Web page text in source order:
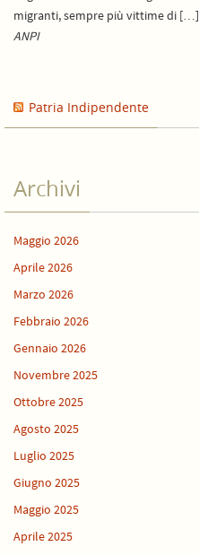
migranti, sempre più vittime di […]
ANPI
Patria Indipendente
Archivi
Maggio 2026
Aprile 2026
Marzo 2026
Febbraio 2026
Gennaio 2026
Novembre 2025
Ottobre 2025
Agosto 2025
Luglio 2025
Giugno 2025
Maggio 2025
Aprile 2025